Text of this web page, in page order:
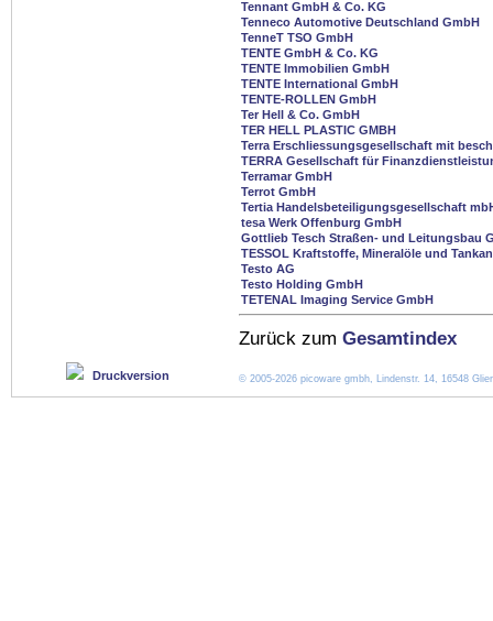
Tennant GmbH & Co. KG
Tenneco Automotive Deutschland GmbH
TenneT TSO GmbH
TENTE GmbH & Co. KG
TENTE Immobilien GmbH
TENTE International GmbH
TENTE-ROLLEN GmbH
Ter Hell & Co. GmbH
TER HELL PLASTIC GMBH
Terra Erschliessungsgesellschaft mit
TERRA Gesellschaft für
Terramar GmbH
Terrot GmbH
Tertia Handelsbeteiligungsgesellschaft
tesa Werk Offenburg GmbH
Gottlieb Tesch Straßen- und Leitungsbau
TESSOL Kraftstoffe, Mineralöle und
Testo AG
Testo Holding GmbH
TETENAL Imaging Service GmbH
Zurück zum Gesamtindex
Druckversion © 2005-2026 picoware gmbh, Lindenstr. 14, 16548